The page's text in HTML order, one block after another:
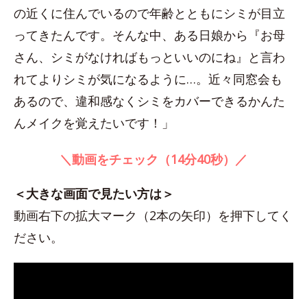
の近くに住んでいるので年齢とともにシミが目立
ってきたんです。そんな中、ある日娘から『お母
さん、シミがなければもっといいのにね』と言わ
れてよりシミが気になるように…。近々同窓会も
あるので、違和感なくシミをカバーできるかんた
んメイクを覚えたいです！」
＼動画をチェック（14分40秒）／
＜大きな画面で見たい方は＞
動画右下の拡大マーク（2本の矢印）を押下してく
ださい。